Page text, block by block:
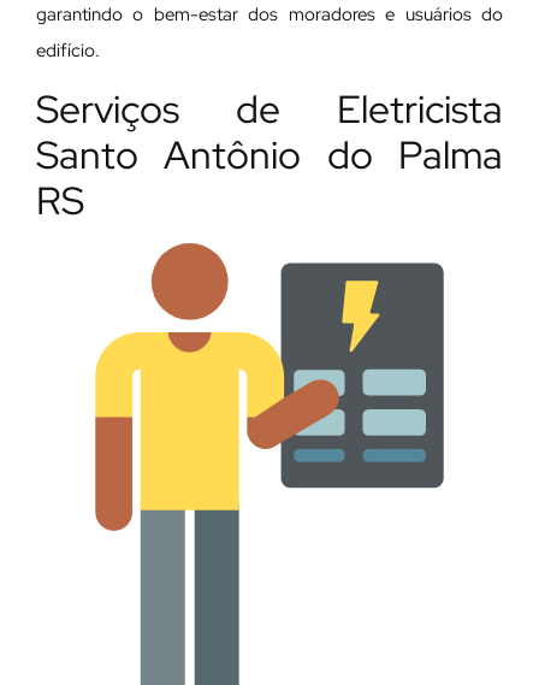
garantindo o bem-estar dos moradores e usuários do
edifício.
Serviços de Eletricista
Santo Antônio do Palma
RS